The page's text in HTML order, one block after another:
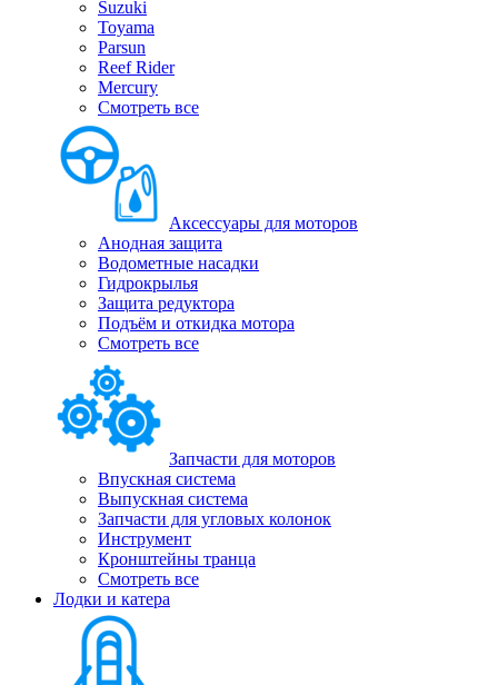
Suzuki
Toyama
Parsun
Reef Rider
Mercury
Смотреть все
Аксессуары для моторов
Анодная защита
Водометные насадки
Гидрокрылья
Защита редуктора
Подъём и откидка мотора
Смотреть все
Запчасти для моторов
Впускная система
Выпускная система
Запчасти для угловых колонок
Инструмент
Кронштейны транца
Смотреть все
Лодки и катера